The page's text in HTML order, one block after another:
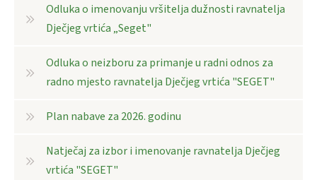
Odluka o imenovanju vršitelja dužnosti ravnatelja
Dječjeg vrtića „Seget"
Odluka o neizboru za primanje u radni odnos za
radno mjesto ravnatelja Dječjeg vrtića "SEGET"
Plan nabave za 2026. godinu
Natječaj za izbor i imenovanje ravnatelja Dječjeg
vrtića "SEGET"